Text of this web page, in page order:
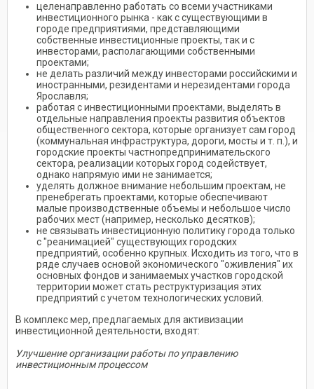
целенаправленно работать со всеми участниками
инвестиционного рынка - как с существующими в
городе предприятиями, представляющими
собственные инвестиционные проекты, так и с
инвесторами, располагающими собственными
проектами;
не делать различий между инвесторами российскими и
иностранными, резидентами и нерезидентами города
Ярославля;
работая с инвестиционными проектами, выделять в
отдельные направления проекты развития объектов
общественного сектора, которые организует сам город
(коммунальная инфраструктура, дороги, мосты и т. п.), и
городские проекты частнопредпринимательского
сектора, реализации которых город содействует,
однако напрямую ими не занимается;
уделять должное внимание небольшим проектам, не
пренебрегать проектами, которые обеспечивают
малые производственные объемы и небольшое число
рабочих мест (например, несколько десятков);
не связывать инвестиционную политику города только
с "реанимацией" существующих городских
предприятий, особенно крупных. Исходить из того, что в
ряде случаев основой экономического "оживления" их
основных фондов и занимаемых участков городской
территории может стать реструктуризация этих
предприятий с учетом технологических условий.
В комплекс мер, предлагаемых для активизации
инвестиционной деятельности, входят:
Улучшение организации работы по управлению
инвестиционным процессом